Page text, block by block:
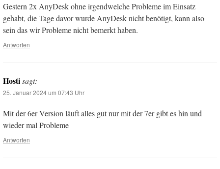
Gestern 2x AnyDesk ohne irgendwelche Probleme im Einsatz
gehabt, die Tage davor wurde AnyDesk nicht benötigt, kann also
sein das wir Probleme nicht bemerkt haben.
Antworten
Hostisagt:
25. Januar 2024 um 07:43 Uhr
Mit der 6er Version läuft alles gut nur mit der 7er gibt es hin und
wieder mal Probleme
Antworten